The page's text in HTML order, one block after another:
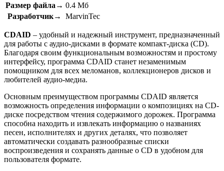
Размер файла→ 0.4 Мб
Разработчик→
MarvinTec
CDAID – удобный и надежный инструмент, предназначенный
для работы с аудио-дисками в формате компакт-диска (CD).
Благодаря своим функциональным возможностям и простому
интерфейсу, программа CDAID станет незаменимым
помощником для всех меломанов, коллекционеров дисков и
любителей аудио-медиа.
Основным преимуществом программы CDAID является
возможность определения информации о композициях на CD-
диске посредством чтения содержимого дорожек. Программа
способна находить и извлекать информацию о названиях
песен, исполнителях и других деталях, что позволяет
автоматически создавать разнообразные списки
воспроизведения и сохранять данные о CD в удобном для
пользователя формате.